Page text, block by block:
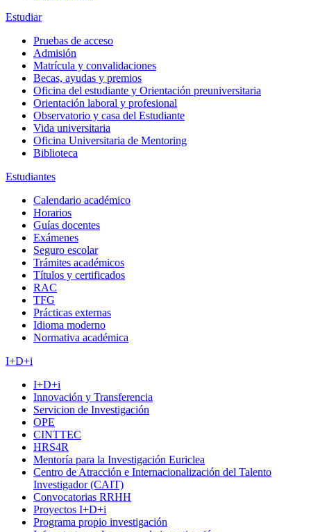
Estudiar
Pruebas de acceso
Admisión
Matrícula y convalidaciones
Becas, ayudas y premios
Oficina del estudiante y Orientación preuniversitaria
Orientación laboral y profesional
Observatorio y casa del Estudiante
Vida universitaria
Oficina Universitaria de Mentoring
Biblioteca
Estudiantes
Calendario académico
Horarios
Guías docentes
Exámenes
Seguro escolar
Trámites académicos
Títulos y certificados
RAC
TFG
Prácticas externas
Idioma moderno
Normativa académica
I+D+i
I+D+i
Innovación y Transferencia
Servicion de Investigación
OPE
CINTTEC
HRS4R
Mentoría para la Investigación Euriclea
Centro de Atracción e Internacionalización del Talento
Investigador (CAIT)
Convocatorias RRHH
Proyectos I+D+i
Programa propio investigación